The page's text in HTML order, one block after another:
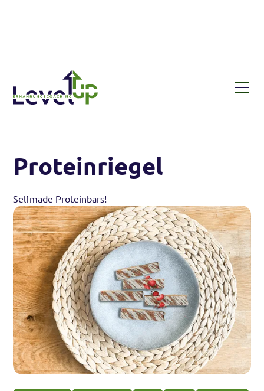
Proteinriegel
Selfmade Proteinbars!